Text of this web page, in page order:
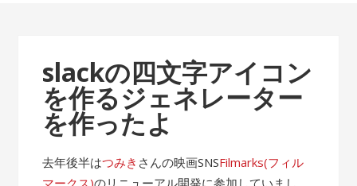
slackの四文字アイコン
を作るジェネレーター
を作ったよ
去年後半はつみき さんの映画SNSFilmarks(フィル
マークス)のリニューアル開発に参加していまし